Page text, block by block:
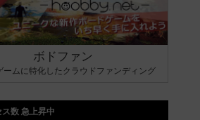
ボドファン
ームに特化したクラウドファンディング
ス数 急上昇中